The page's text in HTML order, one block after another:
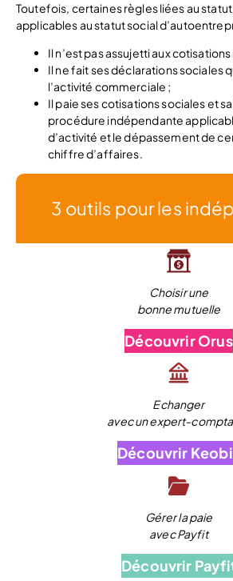
Toutefois, certaines règles liées au statut
applicables au statut social
Il n’est pas assujetti aux
Il ne fait ses déclarations sociales
l’activité commerciale ;
Il paie ses cotisations sociales et
procédure indépendante
d’activité et le dépassement de
chiffre d’affaires.
3 outils pour les
Choisir une
bonne mutuelle
Découvrir Orus
Echanger
avec un expert-
Découvrir
Gérer la paie
avec Payfit
Découvrir